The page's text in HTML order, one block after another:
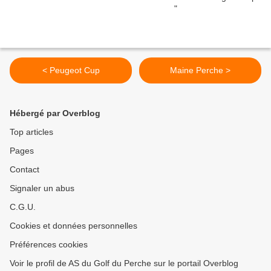
< Peugeot Cup Maine Perche >
Hébergé par Overblog
Top articles
Pages
Contact
Signaler un abus
C.G.U.
Cookies et données personnelles
Préférences cookies
Voir le profil de AS du Golf du Perche sur le portail Overblog